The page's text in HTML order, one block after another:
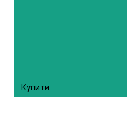
Купити